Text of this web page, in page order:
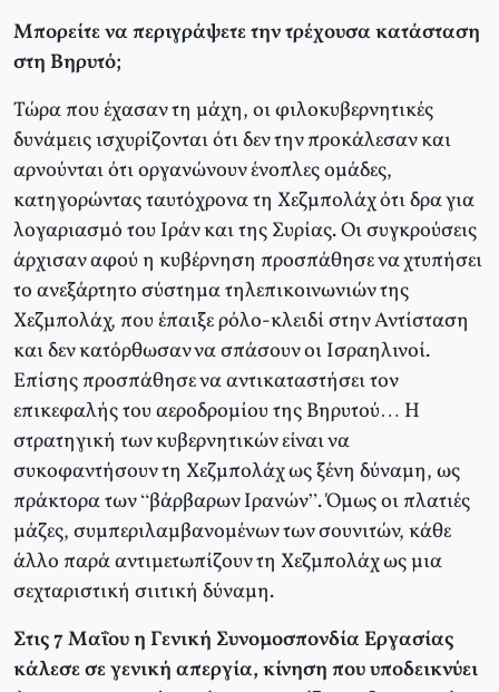
Μπορείτε να περιγράψετε την τρέχουσα κατάσταση
στη Βηρυτό;
Τώρα που έχασαν τη μάχη, οι φιλοκυβερνητικές
δυνάμεις ισχυρίζονται ότι δεν την προκάλεσαν και
αρνούνται ότι οργανώνουν ένοπλες ομάδες,
κατηγορώντας ταυτόχρονα τη Χεζμπολάχ ότι δρα για
λογαριασμό του Ιράν και της Συρίας. Οι συγκρούσεις
άρχισαν αφού η κυβέρνηση προσπάθησε να χτυπήσει
το ανεξάρτητο σύστημα τηλεπικοινωνιών της
Χεζμπολάχ, που έπαιξε ρόλο-κλειδί στην Αντίσταση
και δεν κατόρθωσαν να σπάσουν οι Ισραηλινοί.
Επίσης προσπάθησε να αντικαταστήσει τον
επικεφαλής του αεροδρομίου της Βηρυτού… Η
στρατηγική των κυβερνητικών είναι να
συκοφαντήσουν τη Χεζμπολάχ ως ξένη δύναμη, ως
πράκτορα των “βάρβαρων Ιρανών”. Όμως οι πλατιές
μάζες, συμπεριλαμβανομένων των σουνιτών, κάθε
άλλο παρά αντιμετωπίζουν τη Χεζμπολάχ ως μια
σεχταριστική σιιτική δύναμη.
Στις 7 Μαΐου η Γενική Συνομοσπονδία Εργασίας
κάλεσε σε γενική απεργία, κίνηση που υποδεικνύει